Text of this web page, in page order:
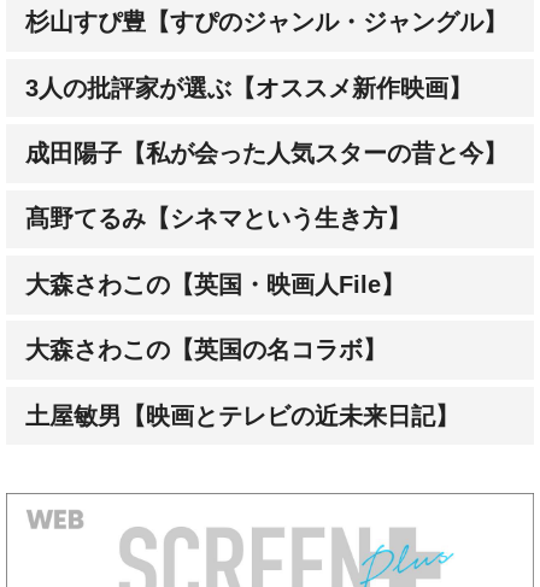
杉山すぴ豊【すぴのジャンル・ジャングル】
3人の批評家が選ぶ【オススメ新作映画】
成田陽子【私が会った人気スターの昔と今】
髙野てるみ【シネマという生き方】
大森さわこの【英国・映画人File】
大森さわこの【英国の名コラボ】
土屋敏男【映画とテレビの近未来日記】